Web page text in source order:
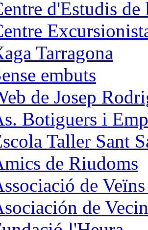
d'Estudis de
Tarragona
embuts
de Josep
Botiguers i
Taller Sant
de Riudoms
de
de